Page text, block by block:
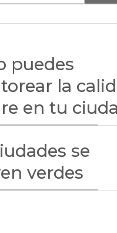
puedes
la
en tu
se
verdes